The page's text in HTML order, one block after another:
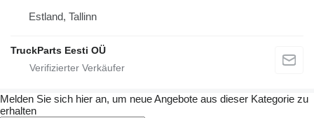
Estland, Tallinn
TruckParts Eesti OÜ
Melden Sie sich hier an, um neue Angebote aus dieser Kategorie zu
erhalten